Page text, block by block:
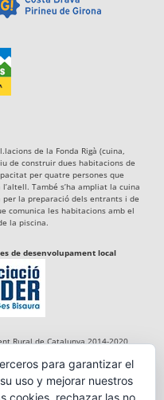
de la Fonda Rigà (cuina,
de construir dues habitacions de
per quatre persones que
També s’ha ampliat la cuina
la preparació dels entrants i de
comunica les habitacions amb el
la piscina.
de desenvolupament local
Rural de Catalunya 2014-2020,
para garantizar el
uso y mejorar nuestros
cookies, rechazar las no